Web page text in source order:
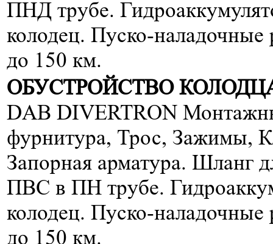
ПНД трубе.
колодец. Пуско-
до 150 км.
ОБУСТРОЙСТВО
DAB DIVERTRON
фурнитура, Трос, Зажимы,
Запорная арматура. Шланг
ПВС в ПН трубе.
колодец. Пуско-
до 150 км.